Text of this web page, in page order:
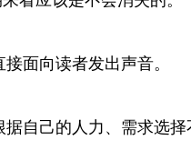
面向读者发出声音。
自己的人力、需求选